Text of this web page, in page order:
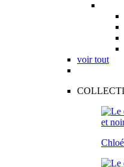
voir tout